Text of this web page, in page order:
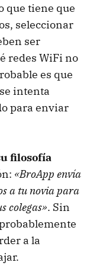
que tiene que
seleccionar
ser
redes WiFi no
es que
intenta
para enviar
filosofía
«BroApp envía
a tu novia para
colegas». Sin
a la